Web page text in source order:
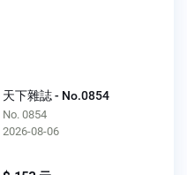
天下雜誌 - No.0854
No. 0854
2026-08-06